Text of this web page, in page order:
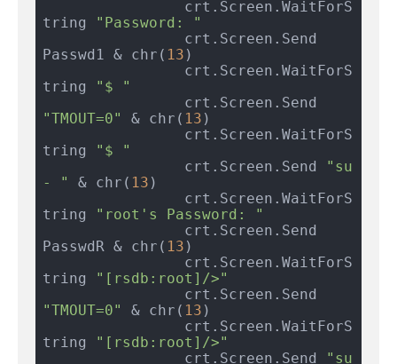
tring
"Password: "
Passwd1 & chr( 13 )
tring
"$ "
"TMOUT=0"
& chr( 13 )
tring
"$ "
		crt.Screen.Send
"su
- "
& chr( 13 )
tring
"root's Password: "
PasswdR & chr( 13 )
tring
"[rsdb:root]/>"
"TMOUT=0"
& chr( 13 )
tring
"[rsdb:root]/>"
		crt.Screen.Send
"su